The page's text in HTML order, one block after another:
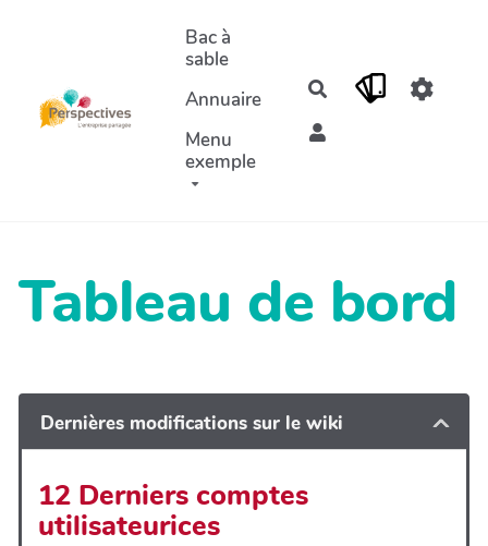
Aller au contenu principal
Bac à
sable
Annuaire
Menu
exemple
Rechercher
Tableau de bord
Dernières modifications sur le wiki
12 Derniers comptes
utilisateurices